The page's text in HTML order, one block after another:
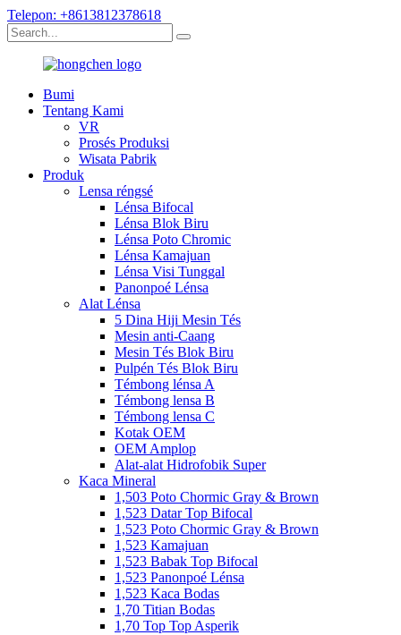
Telepon: +8613812378618
Bumi
Tentang Kami
VR
Prosés Produksi
Wisata Pabrik
Produk
Lensa réngsé
Lénsa Bifocal
Lénsa Blok Biru
Lénsa Poto Chromic
Lénsa Kamajuan
Lénsa Visi Tunggal
Panonpoé Lénsa
Alat Lénsa
5 Dina Hiji Mesin Tés
Mesin anti-Caang
Mesin Tés Blok Biru
Pulpén Tés Blok Biru
Témbong lénsa A
Témbong lensa B
Témbong lensa C
Kotak OEM
OEM Amplop
Alat-alat Hidrofobik Super
Kaca Mineral
1,503 Poto Chormic Gray & Brown
1,523 Datar Top Bifocal
1,523 Poto Chormic Gray & Brown
1,523 Kamajuan
1,523 Babak Top Bifocal
1,523 Panonpoé Lénsa
1,523 Kaca Bodas
1,70 Titian Bodas
1,70 Top Top Asperik